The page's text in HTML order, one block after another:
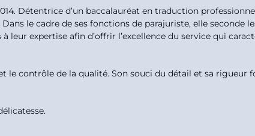
Détentrice d’un baccalauréat en traduction
le cadre de ses fonctions de parajuriste, elle seconde
leur expertise afin d’offrir l’excellence du service qui
le contrôle de la qualité. Son souci du détail et sa rigueur